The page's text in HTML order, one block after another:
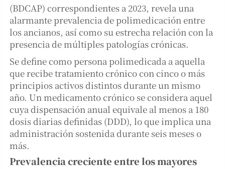
(BDCAP) correspondientes a 2023, revela una
alarmante prevalencia de polimedicación entre
los ancianos, así como su estrecha relación con la
presencia de múltiples patologías crónicas.
Se define como persona polimedicada a aquella
que recibe tratamiento crónico con cinco o más
principios activos distintos durante un mismo
año. Un medicamento crónico se considera aquel
cuya dispensación anual equivale al menos a 180
dosis diarias definidas (DDD), lo que implica una
administración sostenida durante seis meses o
más.
Prevalencia creciente entre los mayores